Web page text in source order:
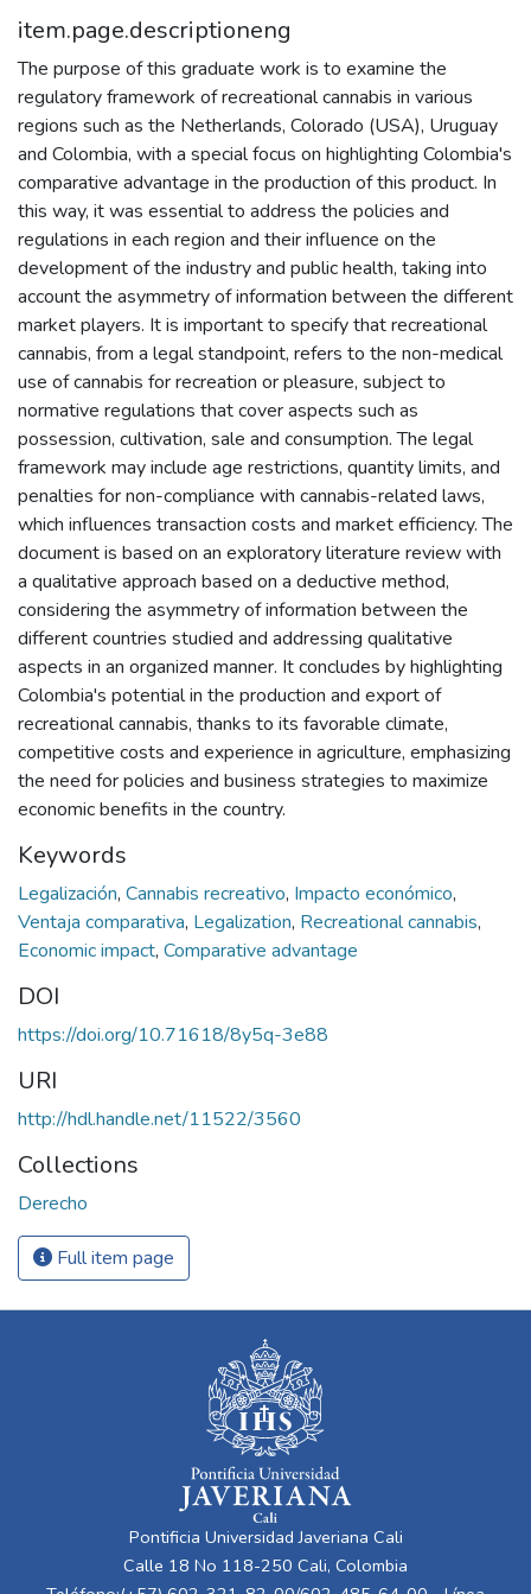
item.page.descriptioneng
The purpose of this graduate work is to examine the
regulatory framework of recreational cannabis in various
regions such as the Netherlands, Colorado (USA), Uruguay
and Colombia, with a special focus on highlighting Colombia's
comparative advantage in the production of this product. In
this way, it was essential to address the policies and
regulations in each region and their influence on the
development of the industry and public health, taking into
account the asymmetry of information between the different
market players. It is important to specify that recreational
cannabis, from a legal standpoint, refers to the non-medical
use of cannabis for recreation or pleasure, subject to
normative regulations that cover aspects such as
possession, cultivation, sale and consumption. The legal
framework may include age restrictions, quantity limits, and
penalties for non-compliance with cannabis-related laws,
which influences transaction costs and market efficiency. The
document is based on an exploratory literature review with
a qualitative approach based on a deductive method,
considering the asymmetry of information between the
different countries studied and addressing qualitative
aspects in an organized manner. It concludes by highlighting
Colombia's potential in the production and export of
recreational cannabis, thanks to its favorable climate,
competitive costs and experience in agriculture, emphasizing
the need for policies and business strategies to maximize
economic benefits in the country.
Keywords
Legalización, Cannabis recreativo, Impacto económico,
Ventaja comparativa, Legalization, Recreational cannabis,
Economic impact, Comparative advantage
DOI
https://doi.org/10.71618/8y5q-3e88
URI
http://hdl.handle.net/11522/3560
Collections
Derecho
Full item page
Pontificia Universidad Javeriana Cali
Calle 18 No 118-250 Cali, Colombia